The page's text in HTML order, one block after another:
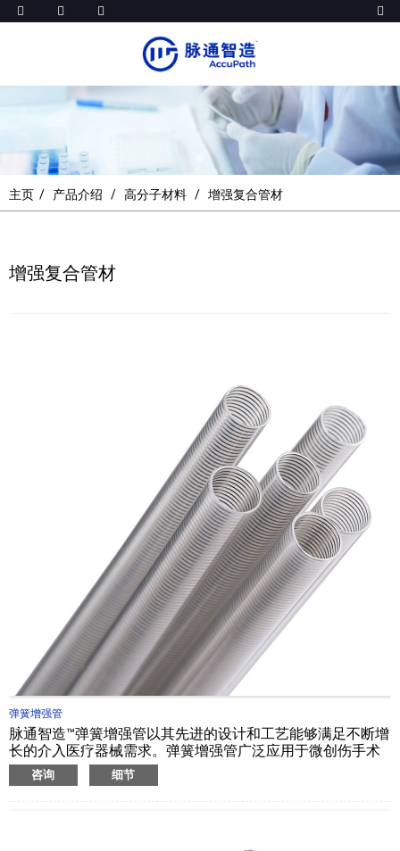
主页 产品介绍 高分子材料 增强复合管材
增强复合管材
弹簧增强管
脉通智造™弹簧增强管以其先进的设计和工艺能够满足不断增
长的介入医疗器械需求。弹簧增强管广泛应用于微创伤手术
器械系统，在提供柔韧顺应性的同时的避免管材在手术过程
中发生折弯。弹簧增强管能够提供优秀的内管通道，其光滑
咨询 细节